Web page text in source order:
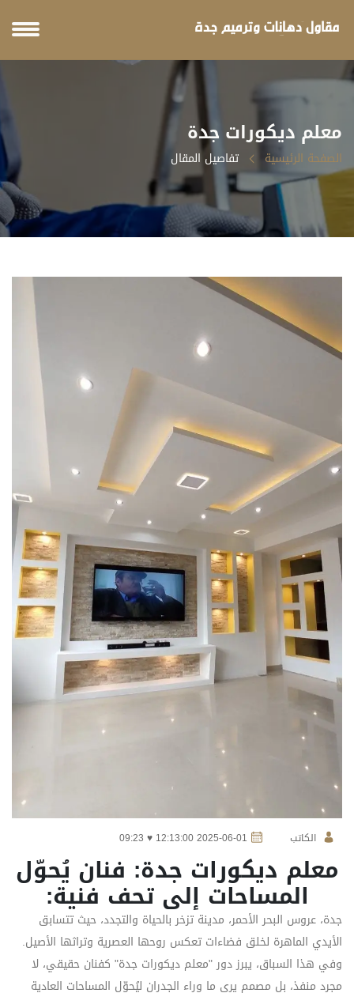
معلم ديكورات جدة
الصفحة الرئيسية تفاصيل المقال
الكاتب 2025-06-01 12:13:00 ♥ 09:23
معلم ديكورات جدة: فنان يُحوّل
المساحات إلى تحف فنية:
جدة، عروس البحر الأحمر، مدينة تزخر بالحياة والتجدد، حيث تتسابق
الأيدي الماهرة لخلق فضاءات تعكس روحها العصرية وتراثها الأصيل.
وفي هذا السباق، يبرز دور "معلم ديكورات جدة" كفنان حقيقي، لا
مجرد منفذ، بل مصمم يرى ما وراء الجدران ليُحوّل المساحات العادية